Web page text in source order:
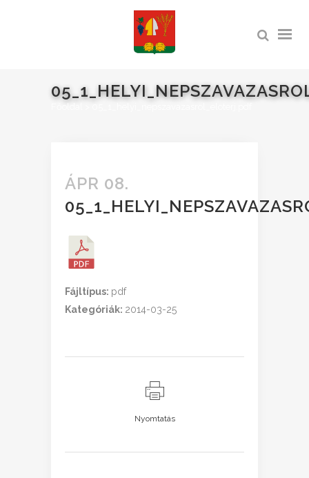
ÁPR 08.
Fájltípus: pdf
Kategóriák: 2014-03-25
Nyomtatás